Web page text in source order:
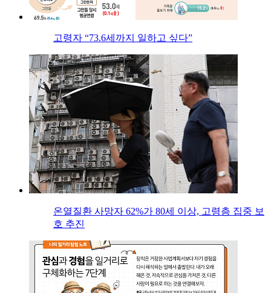
고령자 “73.6세까지 일하고 싶다”
온열질환 사망자 62%가 80세 이상, 고령층 집중 보
호 추진